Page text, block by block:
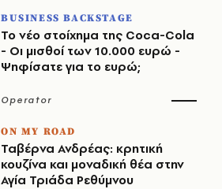
BUSINESS BACKSTAGE
Το νέο στοίχημα της Coca-Cola
- Οι μισθοί των 10.000 ευρώ -
Ψηφίσατε για το ευρώ;
Operator
ON MY ROAD
Ταβέρνα Ανδρέας: κρητική
κουζίνα και μοναδική θέα στην
Αγία Τριάδα Ρεθύμνου